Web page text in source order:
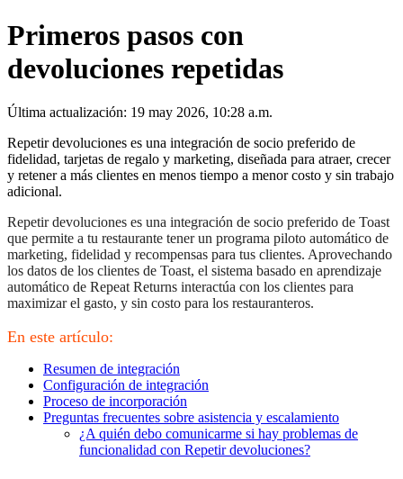
Primeros pasos con
devoluciones repetidas
Última actualización: 19 may 2026, 10:28 a.m.
Repetir devoluciones es una integración de socio preferido de
fidelidad, tarjetas de regalo y marketing, diseñada para atraer, crecer
y retener a más clientes en menos tiempo a menor costo y sin trabajo
adicional.
Repetir devoluciones es una integración de socio preferido de Toast
que permite a tu restaurante tener un programa piloto automático de
marketing, fidelidad y recompensas para tus clientes. Aprovechando
los datos de los clientes de Toast, el sistema basado en aprendizaje
automático de Repeat Returns interactúa con los clientes para
maximizar el gasto, y sin costo para los restauranteros.
En este artículo:
Resumen de integración
Configuración de integración
Proceso de incorporación
Preguntas frecuentes sobre asistencia y escalamiento
¿A quién debo comunicarme si hay problemas de
funcionalidad con Repetir devoluciones?